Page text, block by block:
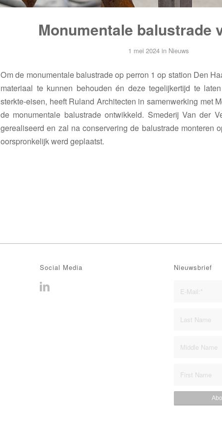
Monumentale balustrade
1 mei 2024 in Nieuws
Om de monumentale balustrade op perron 1 op station Den
materiaal te kunnen behouden én deze tegelijkertijd te
sterkte-eisen, heeft Ruland Architecten in samenwerking met
de monumentale balustrade ontwikkeld. Smederij Van der
gerealiseerd en zal na conservering de balustrade monteren
oorspronkelijk werd geplaatst.
Social Media Nieuwsbrief